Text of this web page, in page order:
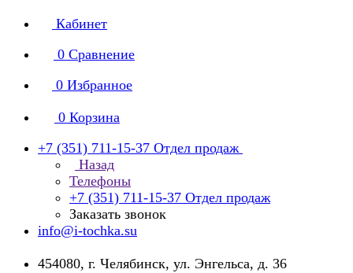
Кабинет
0 Сравнение
0 Избранное
0 Корзина
+7 (351) 711-15-37 Отдел продаж
Назад
Телефоны
+7 (351) 711-15-37 Отдел продаж
Заказать звонок
info@i-tochka.su
​454080, г. Челябинск, ул. Энгельса, д. 36